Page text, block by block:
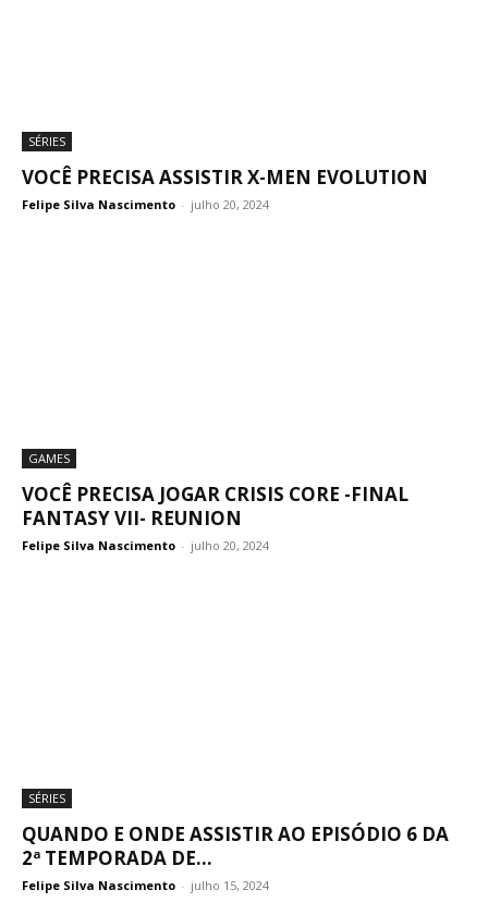
SÉRIES
VOCÊ PRECISA ASSISTIR X-MEN EVOLUTION
Felipe Silva Nascimento - julho 20, 2024
GAMES
VOCÊ PRECISA JOGAR CRISIS CORE -FINAL
FANTASY VII- REUNION
Felipe Silva Nascimento - julho 20, 2024
SÉRIES
QUANDO E ONDE ASSISTIR AO EPISÓDIO 6 DA
2ª TEMPORADA DE...
Felipe Silva Nascimento - julho 15, 2024